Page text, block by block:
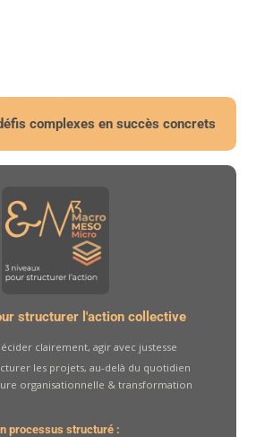
complexes en succès concrets
structurer l'action collective
clairement, agir avec justesse
les projets, au-delà du quotidien
organisationnelle & transformation
processus structuré :